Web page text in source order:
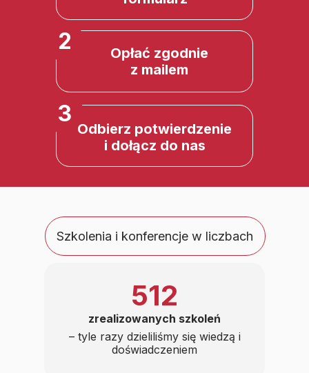
Opłać zgodnie
z mailem
2
Odbierz potwierdzenie
i dołącz do nas
3
Szkolenia i konferencje w liczbach
– tyle razy dzieliliśmy się wiedzą i
doświadczeniem
zrealizowanych szkoleń
512